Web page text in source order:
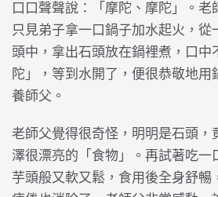
口口聲聲說：「摩陀、摩陀」。老
只見弟子拿一口鍋子加水起火，從
頭中，拿出石頭放在鍋裡煮，口中
陀」，等到水開了，便很恭敬地用
養師父。
老師父覺得很奇怪，明明是石頭，
澤很漂亮的「食物」。再試著吃一
芋頭般又軟又鬆，食用後全身舒暢